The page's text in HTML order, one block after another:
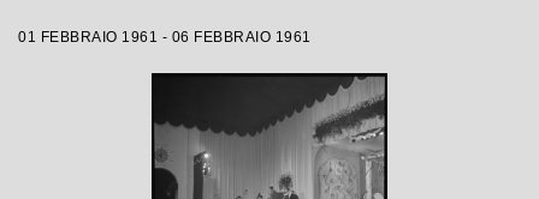
01 FEBBRAIO 1961 - 06 FEBBRAIO 1961